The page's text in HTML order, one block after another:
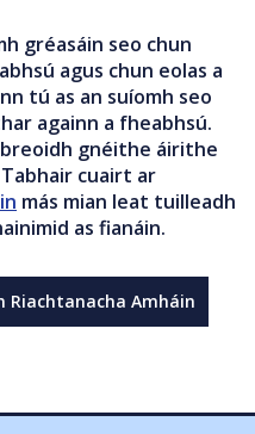
gréasáin seo chun
agus chun eolas a
tú as an suíomh seo
againn a fheabhsú.
gnéithe áirithe
cuairt ar
más mian leat tuilleadh
as fianáin.
Riachtanacha Amháin